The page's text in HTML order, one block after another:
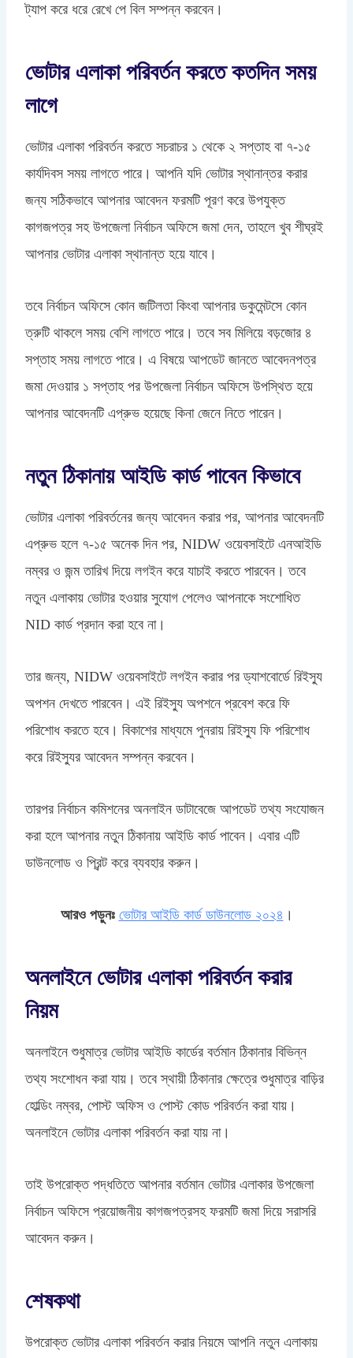
ট্যাপ করে ধরে রেখে পে বিল সম্পন্ন করবেন।
ভোটার এলাকা পরিবর্তন করতে কতদিন সময়
লাগে
ভোটার এলাকা পরিবর্তন করতে সচরাচর ১ থেকে ২ সপ্তাহ বা ৭-১৫
কার্যদিবস সময় লাগতে পারে। আপনি যদি ভোটার স্থানান্তর করার
জন্য সঠিকভাবে আপনার আবেদন ফরমটি পূরণ করে উপযুক্ত
কাগজপত্র সহ উপজেলা নির্বাচন অফিসে জমা দেন, তাহলে খুব শীঘ্রই
আপনার ভোটার এলাকা স্থানান্ত হয়ে যাবে।
তবে নির্বাচন অফিসে কোন জটিলতা কিংবা আপনার ডকুমেন্টসে কোন
ত্রুটি থাকলে সময় বেশি লাগতে পারে। তবে সব মিলিয়ে বড়জোর ৪
সপ্তাহ সময় লাগতে পারে। এ বিষয়ে আপডেট জানতে আবেদনপত্র
জমা দেওয়ার ১ সপ্তাহ পর উপজেলা নির্বাচন অফিসে উপস্থিত হয়ে
আপনার আবেদনটি এপ্রুভ হয়েছে কিনা জেনে নিতে পারেন।
নতুন ঠিকানায় আইডি কার্ড পাবেন কিভাবে
ভোটার এলাকা পরিবর্তনের জন্য আবেদন করার পর, আপনার আবেদনটি
এপ্রুভ হলে ৭-১৫ অনেক দিন পর, NIDW ওয়েবসাইটে এনআইডি
নম্বর ও জন্ম তারিখ দিয়ে লগইন করে যাচাই করতে পারবেন। তবে
নতুন এলাকায় ভোটার হওয়ার সুযোগ পেলেও আপনাকে সংশোধিত
NID কার্ড প্রদান করা হবে না।
তার জন্য, NIDW ওয়েবসাইটে লগইন করার পর ড্যাশবোর্ডে রিইস্যু
অপশন দেখতে পারবেন। এই রিইস্যু অপশনে প্রবেশ করে ফি
পরিশোধ করতে হবে। বিকাশের মাধ্যমে পুনরায় রিইস্যু ফি পরিশোধ
করে রিইস্যুর আবেদন সম্পন্ন করবেন।
তারপর নির্বাচন কমিশনের অনলাইন ডাটাবেজে আপডেট তথ্য সংযোজন
করা হলে আপনার নতুন ঠিকানায় আইডি কার্ড পাবেন। এবার এটি
ডাউনলোড ও প্রিন্ট করে ব্যবহার করুন।
আরও পড়ুনঃ ভোটার আইডি কার্ড ডাউনলোড ২০২৪ ।
অনলাইনে ভোটার এলাকা পরিবর্তন করার
নিয়ম
অনলাইনে শুধুমাত্র ভোটার আইডি কার্ডের বর্তমান ঠিকানার বিভিন্ন
তথ্য সংশোধন করা যায়। তবে স্থায়ী ঠিকানার ক্ষেত্রে শুধুমাত্র বাড়ির
হোল্ডিং নম্বর, পোস্ট অফিস ও পোস্ট কোড পরিবর্তন করা যায়।
অনলাইনে ভোটার এলাকা পরিবর্তন করা যায় না।
তাই উপরোক্ত পদ্ধতিতে আপনার বর্তমান ভোটার এলাকার উপজেলা
নির্বাচন অফিসে প্রয়োজনীয় কাগজপত্রসহ ফরমটি জমা দিয়ে সরাসরি
আবেদন করুন।
শেষকথা
উপরোক্ত ভোটার এলাকা পরিবর্তন করার নিয়মে আপনি নতুন এলাকায়